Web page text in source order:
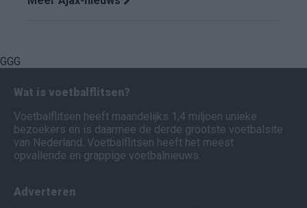
GGG
Wat is voetbalflitsen?
Voetbalflitsen heeft maandelijks 1,4 miljoen unieke
bezoekers en is daarmee de derde grootste voetbalsite
van Nederland. Voetbalflitsen heeft het meest
opvallende en grappige voetbalnieuws.
Adverteren